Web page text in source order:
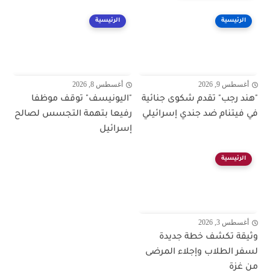
الرئيسية
أغسطس 9, 2026
"هند رجب" تقدم شكوى جنائية
في فيتنام ضد جندي إسرائيلي
الرئيسية
أغسطس 8, 2026
"اليونيسف" توقف موظفا
رفيعا بتهمة التجسس لصالح
إسرائيل
الرئيسية
أغسطس 3, 2026
وثيقة تكشف خطة جديدة
لسفر الطلاب وإجلاء المرضى
من غزة